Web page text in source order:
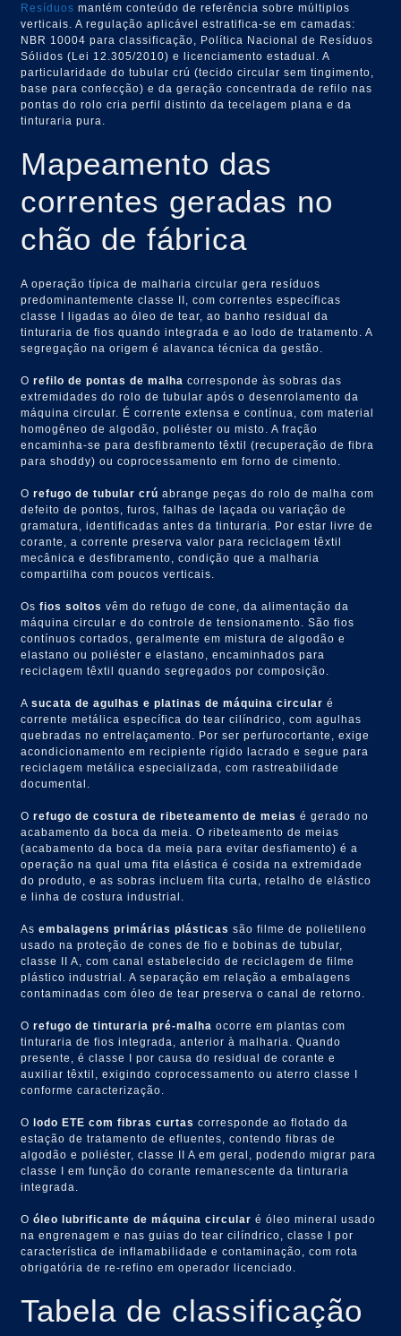
Resíduos mantém conteúdo de referência sobre múltiplos
verticais. A regulação aplicável estratifica-se em camadas:
NBR 10004 para classificação, Política Nacional de Resíduos
Sólidos (Lei 12.305/2010) e licenciamento estadual. A
particularidade do tubular crú (tecido circular sem tingimento,
base para confecção) e da geração concentrada de refilo nas
pontas do rolo cria perfil distinto da tecelagem plana e da
tinturaria pura.
Mapeamento das
correntes geradas no
chão de fábrica
A operação típica de malharia circular gera resíduos
predominantemente classe II, com correntes específicas
classe I ligadas ao óleo de tear, ao banho residual da
tinturaria de fios quando integrada e ao lodo de tratamento. A
segregação na origem é alavanca técnica da gestão.
Orefilo de pontas de malha corresponde às sobras das
extremidades do rolo de tubular após o desenrolamento da
máquina circular. É corrente extensa e contínua, com material
homogêneo de algodão, poliéster ou misto. A fração
encaminha-se para desfibramento têxtil (recuperação de fibra
para shoddy) ou coprocessamento em forno de cimento.
Orefugo de tubular crú abrange peças do rolo de malha com
defeito de pontos, furos, falhas de laçada ou variação de
gramatura, identificadas antes da tinturaria. Por estar livre de
corante, a corrente preserva valor para reciclagem têxtil
mecânica e desfibramento, condição que a malharia
compartilha com poucos verticais.
Osfios soltos vêm do refugo de cone, da alimentação da
máquina circular e do controle de tensionamento. São fios
contínuos cortados, geralmente em mistura de algodão e
elastano ou poliéster e elastano, encaminhados para
reciclagem têxtil quando segregados por composição.
Asucata de agulhas e platinas de máquina circular é
corrente metálica específica do tear cilíndrico, com agulhas
quebradas no entrelaçamento. Por ser perfurocortante, exige
acondicionamento em recipiente rígido lacrado e segue para
reciclagem metálica especializada, com rastreabilidade
documental.
Orefugo de costura de ribeteamento de meias é gerado no
acabamento da boca da meia. O ribeteamento de meias
(acabamento da boca da meia para evitar desfiamento) é a
operação na qual uma fita elástica é cosida na extremidade
do produto, e as sobras incluem fita curta, retalho de elástico
e linha de costura industrial.
Asembalagens primárias plásticas são filme de polietileno
usado na proteção de cones de fio e bobinas de tubular,
classe II A, com canal estabelecido de reciclagem de filme
plástico industrial. A separação em relação a embalagens
contaminadas com óleo de tear preserva o canal de retorno.
Orefugo de tinturaria pré-malha ocorre em plantas com
tinturaria de fios integrada, anterior à malharia. Quando
presente, é classe I por causa do residual de corante e
auxiliar têxtil, exigindo coprocessamento ou aterro classe I
conforme caracterização.
Olodo ETE com fibras curtas corresponde ao flotado da
estação de tratamento de efluentes, contendo fibras de
algodão e poliéster, classe II A em geral, podendo migrar para
classe I em função do corante remanescente da tinturaria
integrada.
Oóleo lubrificante de máquina circular é óleo mineral usado
na engrenagem e nas guias do tear cilíndrico, classe I por
característica de inflamabilidade e contaminação, com rota
obrigatória de re-refino em operador licenciado.
Tabela de classificação